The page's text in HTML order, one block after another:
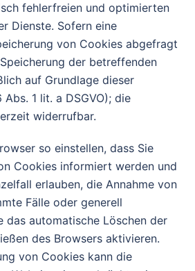
fehlerfreien und optimierten
Dienste. Sofern eine
von Cookies abgefragt
der betreffenden
auf Grundlage dieser
1 lit. a DSGVO); die
widerrufbar.
so einstellen, dass Sie
Cookies informiert werden und
erlauben, die Annahme von
Fälle oder generell
das automatische Löschen der
des Browsers aktivieren.
von Cookies kann die